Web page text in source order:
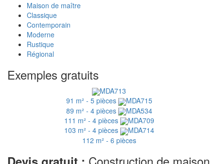
Maison de maître
Classique
Contemporain
Moderne
Rustique
Régional
Exemples gratuits
MDA713
91 m² - 5 pièces
MDA715
89 m² - 4 pièces
MDA534
111 m² - 4 pièces
MDA709
103 m² - 4 pièces
MDA714
112 m² - 6 pièces